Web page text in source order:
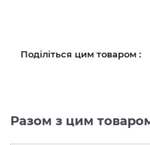
Поділіться цим товаром :
Разом з цим